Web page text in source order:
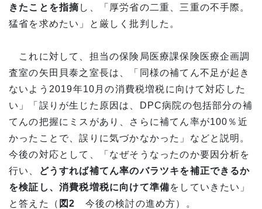
きたことを指摘し、「厚労省の二重、三重の不手際。
猛省を求めたい」と厳しく批判した。
これに対して、担当の保険局医療課保険医療企画調
査室の矢田貝泰之室長は、「同様の補てん不足が起き
ないよう2019年10月の消費税増税に向けて対応した
い」「誤りが生じた原因は、DPC病院の包括部分の補
てんの把握にミスがあり、さらに補てん率が100％近
かったことで、誤りに気づかなかった」などと説明。
今後の対応として、「なぜそうなったのか要因分析を
行い、
どうすれば補てん率のバラツキを補正できるか
を検証し、消費税増税に向けて準備をしていきたい」
と答えた（ 図2 今後の検討の進め方）。